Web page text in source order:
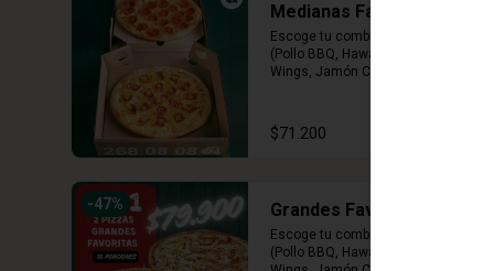
Medianas Favoritas
Escoge tu combinación perfecta
(Pollo BBQ, Hawaiana, Buffalo
Wings, Jamón Champiñon,
$71.200
-47% Grandes Favoritas
Escoge tu combinación perfecta
(Pollo BBQ, Hawaiana, Buffalo